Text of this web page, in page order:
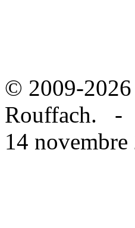
© 2009-2026
Rouffach. -
14 novembre